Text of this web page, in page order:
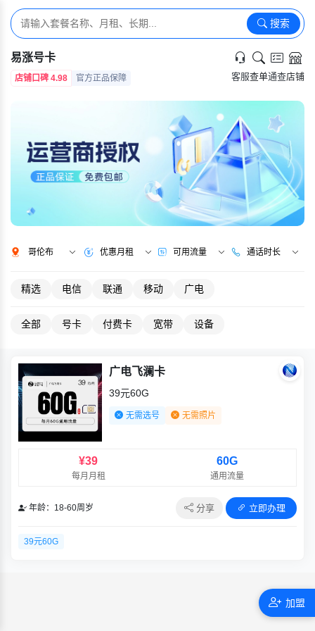
搜索
易涨号卡
店铺口碑 4.98 官方正品保障 客服查单通查店铺
哥伦布 优惠月租 可用流量 通话时长
精选 电信 联通 移动 广电
全部 号卡 付费卡 宽带 设备
广电飞澜卡
39元60G
无需选号 无需照片
¥39
每月月租
60G
通用流量
年龄：18-60周岁 分享 立即办理
39元60G
加盟